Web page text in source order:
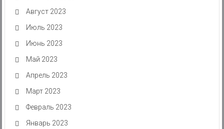
Август 2023
Июль 2023
Июнь 2023
Май 2023
Апрель 2023
Март 2023
Февраль 2023
Январь 2023